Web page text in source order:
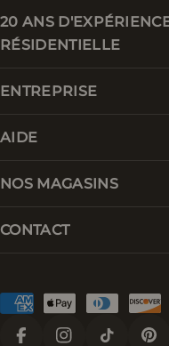
20 ANS
RÉSIDENTIELLE
ENTREPRISE
AIDE
NOS MAGASINS
CONTACT
Modes